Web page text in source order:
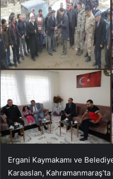
Ergani Kaymakamı ve
Karaaslan,